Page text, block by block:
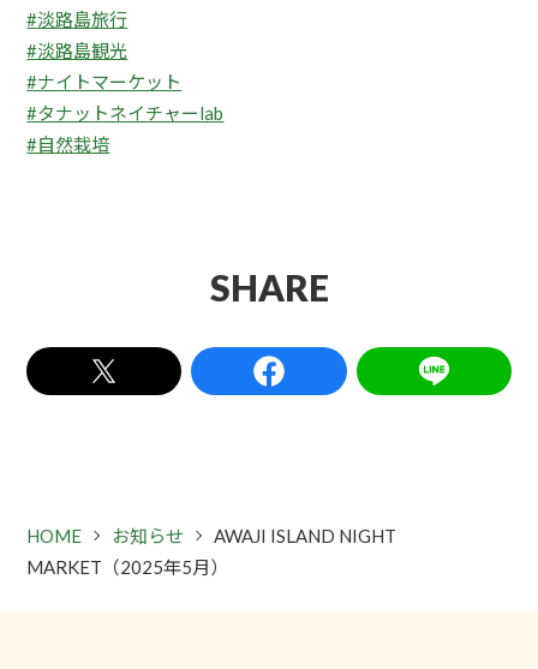
#淡路島旅行
#淡路島観光
#ナイトマーケット
#タナットネイチャーlab
#自然栽培
SHARE
HOME お知らせ
AWAJI ISLAND NIGHT
MARKET（2025年5月）